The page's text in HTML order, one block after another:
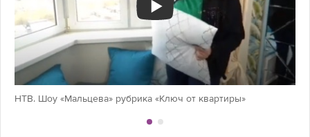
НТВ. Шоу «Мальцева» рубрика «Ключ от квартиры»